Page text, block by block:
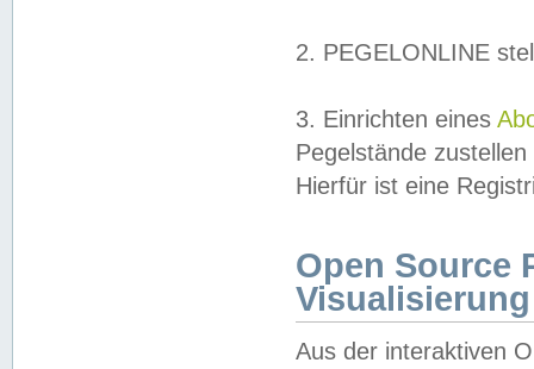
2. PEGELONLINE
3. Einrichten eines
Pegelstände
Hierfür ist eine
Open Source
Visualisierung
Aus der interaktiven